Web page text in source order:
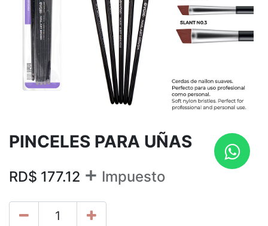
PINCELES PARA UÑAS
RD$ 177.12 + Impuesto